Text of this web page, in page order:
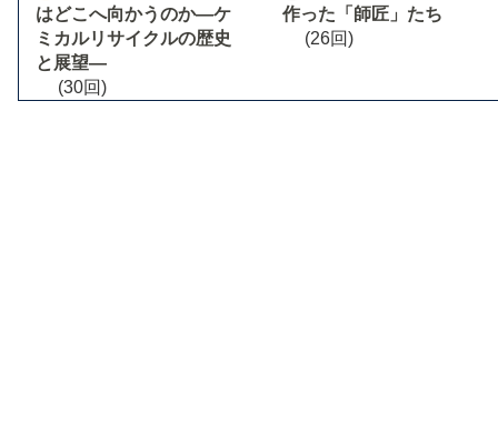
はどこへ向かうのか―ケ
ミカルリサイクルの歴史
と展望―
(30回)
作った「師匠」たち
(26回)